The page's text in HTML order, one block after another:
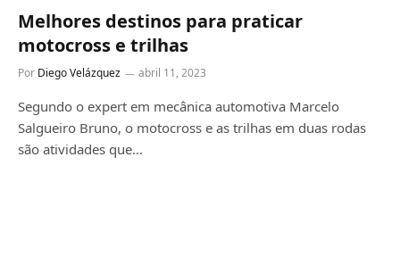
Melhores destinos para praticar
motocross e trilhas
Por Diego Velázquez abril 11, 2023
Segundo o expert em mecânica automotiva Marcelo
Salgueiro Bruno, o motocross e as trilhas em duas rodas
são atividades que…